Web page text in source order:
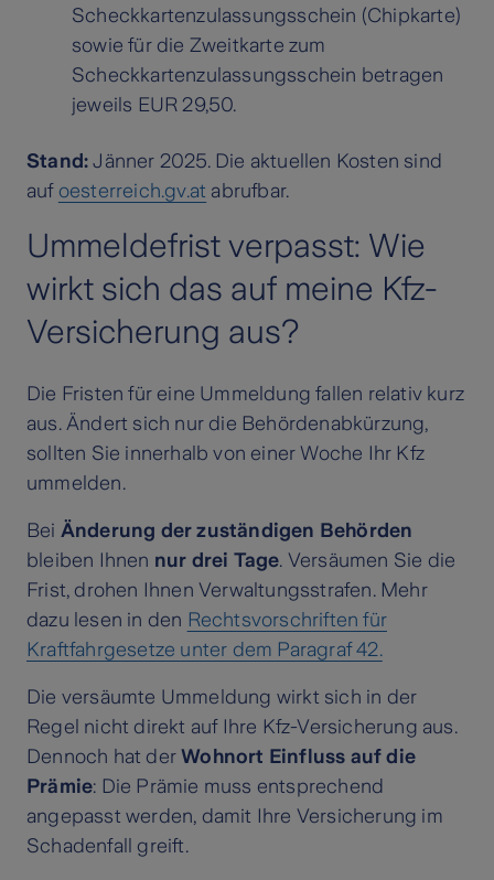
Scheckkartenzulassungsschein (Chipkarte)
sowie für die Zweitkarte zum
Scheckkartenzulassungsschein betragen
jeweils EUR 29,50.
Stand:Jänner 2025. Die aktuellen Kosten sind
auf oesterreich.gv.at abrufbar.
Ummeldefrist verpasst: Wie
wirkt sich das auf meine Kfz-
Versicherung aus?
Die Fristen für eine Ummeldung fallen relativ kurz
aus. Ändert sich nur die Behördenabkürzung,
sollten Sie innerhalb von einer Woche Ihr Kfz
ummelden.
Bei Änderung der zuständigen Behörden
bleiben Ihnen nur drei Tage. Versäumen Sie die
Frist, drohen Ihnen Verwaltungsstrafen. Mehr
dazu lesen in den Rechtsvorschriften für
Kraftfahrgesetze unter dem Paragraf 42.
Die versäumte Ummeldung wirkt sich in der
Regel nicht direkt auf Ihre Kfz-Versicherung aus.
Dennoch hat derWohnort Einfluss auf die
Prämie: Die Prämie muss entsprechend
angepasst werden, damit Ihre Versicherung im
Schadenfall greift.